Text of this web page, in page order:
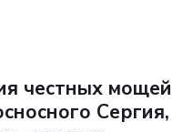
честных мощей
Сергия,